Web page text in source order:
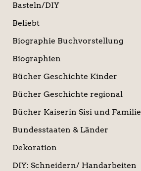
Basteln/DIY
Beliebt
Biographie Buchvorstellung
Biographien
Bücher Geschichte Kinder
Bücher Geschichte regional
Bücher Kaiserin Sisi und Familie
Bundesstaaten & Länder
Dekoration
DIY: Schneidern/ Handarbeiten